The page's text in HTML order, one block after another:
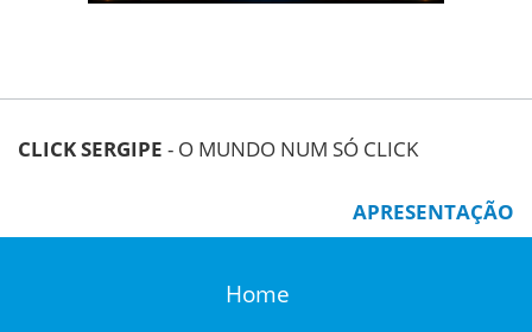
CLICK SERGIPE - O MUNDO NUM SÓ CLICK
APRESENTAÇÃO
Home